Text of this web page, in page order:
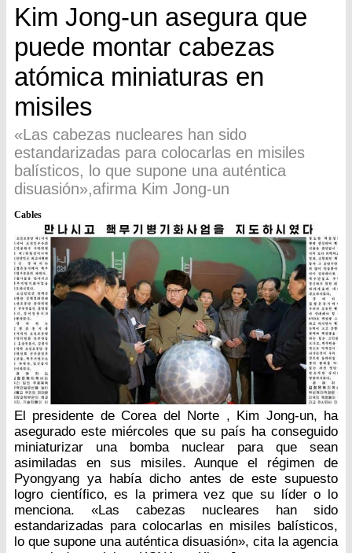
Kim Jong-un asegura que
puede montar cabezas
atómica miniaturas en
misiles
«Las cabezas nucleares han sido
estandarizadas para colocarlas en misiles
balísticos, lo que supone una auténtica
disuasión»,afirma Kim Jong-un
Cables
El presidente de Corea del Norte , Kim Jong-un, ha
asegurado este miércoles que su país ha conseguido
miniaturizar una bomba nuclear para que sean
asimiladas en sus misiles. Aunque el régimen de
Pyongyang ya había dicho antes de este supuesto
logro científico, es la primera vez que su líder o lo
menciona. «Las cabezas nucleares han sido
estandarizadas para colocarlas en misiles balísticos,
lo que supone una auténtica disuasión», cita la agencia